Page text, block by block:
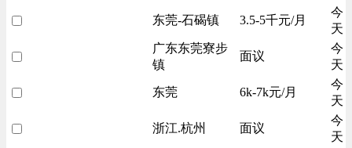
东莞-石碣镇 3.5-5千元/月
今
天
广东东莞寮步
镇
面议
今
天
东莞 6k-7k元/月
今
天
浙江.杭州 面议
今
天